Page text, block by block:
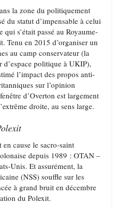
la zone du politiquement
du statut d’impensable à celui
qui s’était passé au Royaume-
Tenu en 2015 d’organiser un
au camp conservateur (la
d’espace politique à UKIP),
l’impact des propos anti-
sur l’opinion
d’Overton est largement
droite, au sens large.
cause le sacro-saint
depuis 1989 : OTAN –
Unis. Et assurément, la
(NSS) souffle sur les
à grand bruit en décembre
du Polexit.